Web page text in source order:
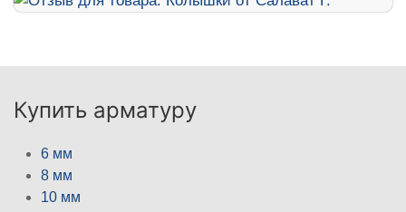
Купить арматуру
6 мм
8 мм
10 мм